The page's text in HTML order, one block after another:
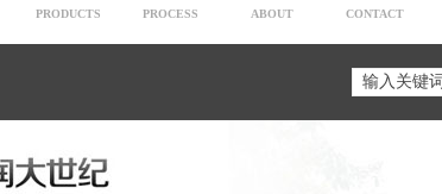
PRODUCTS PROCESS ABOUT CONTACT